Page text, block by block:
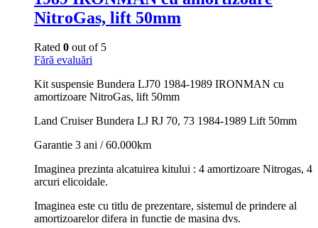
NitroGas, lift 50mm
Rated 0 out of 5
Fără evaluări
Kit suspensie Bundera LJ70 1984-1989 IRONMAN cu
amortizoare NitroGas, lift 50mm
Land Cruiser Bundera LJ RJ 70, 73 1984-1989 Lift 50mm
Garantie 3 ani / 60.000km
Imaginea prezinta alcatuirea kitului : 4 amortizoare Nitrogas, 4
arcuri elicoidale.
Imaginea este cu titlu de prezentare, sistemul de prindere al
amortizoarelor difera in functie de masina dvs.